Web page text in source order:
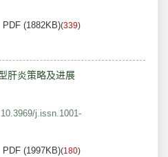
PDF (1882KB)(339)
肝炎策略及进展
10.3969/j.issn.1001-
PDF (1997KB)(180)